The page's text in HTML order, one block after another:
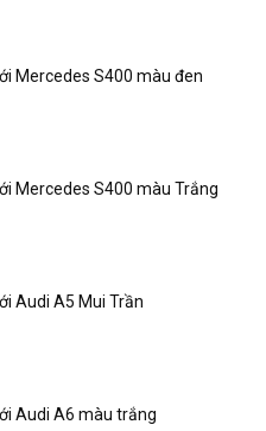
xe
san
bay|
Mercedes S400 màu đen
Mercedes S400 màu Trắng
Audi A5 Mui Trần
Audi A6 màu trắng